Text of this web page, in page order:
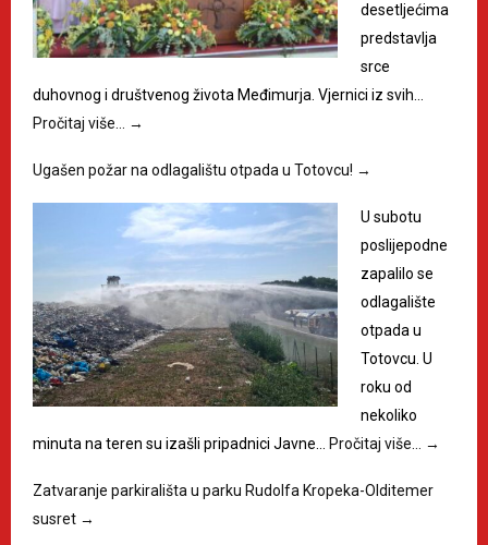
desetljećima
predstavlja
srce
duhovnog i društvenog života Međimurja. Vjernici iz svih…
Pročitaj više…
→
Ugašen požar na odlagalištu otpada u Totovcu! →
U subotu
poslijepodne
zapalilo se
odlagalište
otpada u
Totovcu. U
roku od
nekoliko
minuta na teren su izašli pripadnici Javne…
Pročitaj više… →
Zatvaranje parkirališta u parku Rudolfa Kropeka-Olditemer
susret →